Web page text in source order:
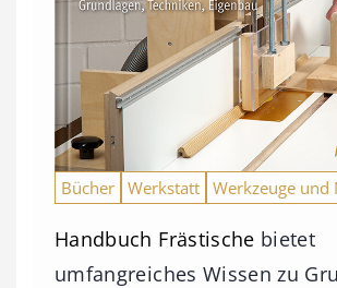
Bücher Werkstatt Werkzeuge und
Handbuch Frästische bietet
umfangreiches Wissen zu